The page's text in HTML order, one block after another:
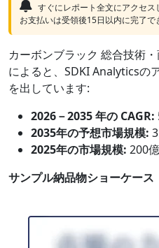
すぐにレポート全文にアクセス
お支払いは受領後15日以内に完了で
カーボンブラック 総合技術
によると、SDKI Analyticsの
を出しています:
2026－2035 年の CAGR:
2035年の予想市場規模:
2025年の市場規模: 200
サンプル納品物ショーケース